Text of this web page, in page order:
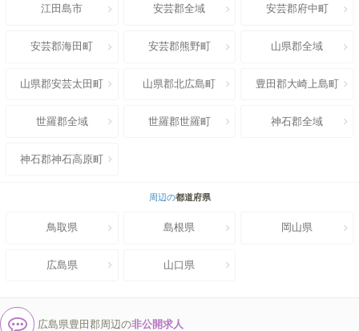
江田島市 安芸郡全域 安芸郡府中町
安芸郡海田町 安芸郡熊野町 山県郡全域
山県郡安芸太田町 山県郡北広島町 豊田郡大崎上島町
世羅郡全域 世羅郡世羅町 神石郡全域
神石郡神石高原町
周辺の都道府県
鳥取県 島根県 岡山県
広島県 山口県
広島県豊田郡周辺の非公開求人